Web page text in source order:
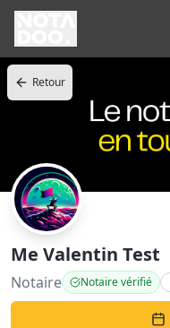
Retour
Me Valentin Test
Notaire Notaire vérifié